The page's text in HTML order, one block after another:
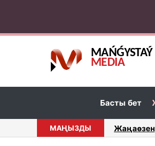
MAŃǴYSTAÝ
MEDIA
Басты бет
МАҢЫЗДЫ